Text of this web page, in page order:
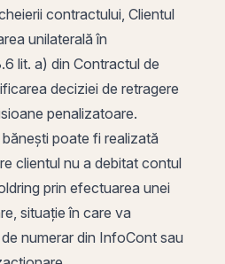
contractului, Clientul
unilaterală în
lit. a) din Contractul de
deciziei de retragere
penalizatoare.
poate fi realizată
clientul nu a debitat contul
prin efectuarea unei
situație în care va
numerar din InfoCont sau